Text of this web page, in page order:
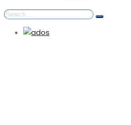
Arama
Sonuçları: